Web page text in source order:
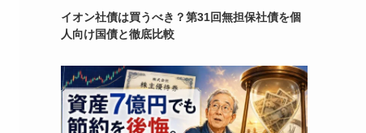
イオン社債は買うべき？第31回無担保社債を個
人向け国債と徹底比較